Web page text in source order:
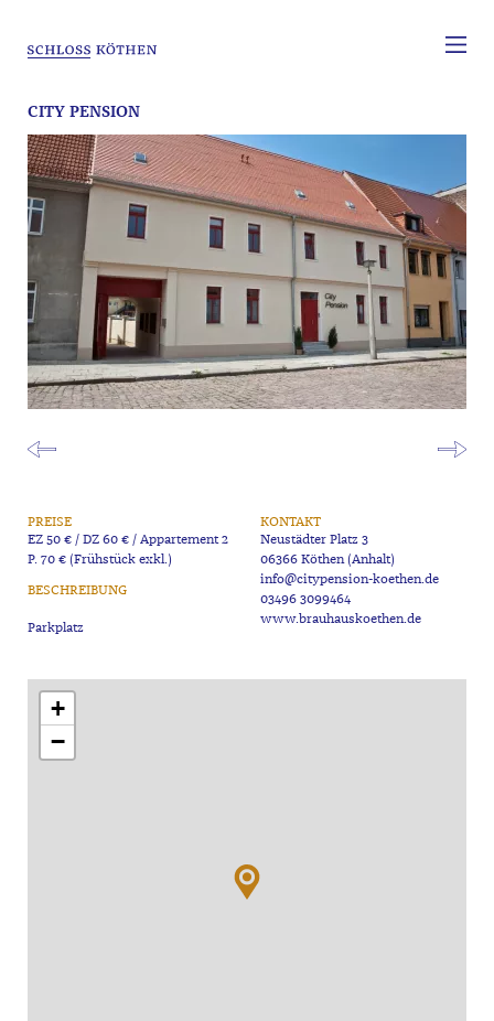
CITY PENSION
PREISE
EZ 50 € / DZ 60 € / Appartement 2
P. 70 € (Frühstück exkl.)
BESCHREIBUNG
Parkplatz
KONTAKT
Neustädter Platz 3
06366 Köthen (Anhalt)
info@citypension-koethen.de
03496 3099464
www.brauhauskoethen.de
+
−